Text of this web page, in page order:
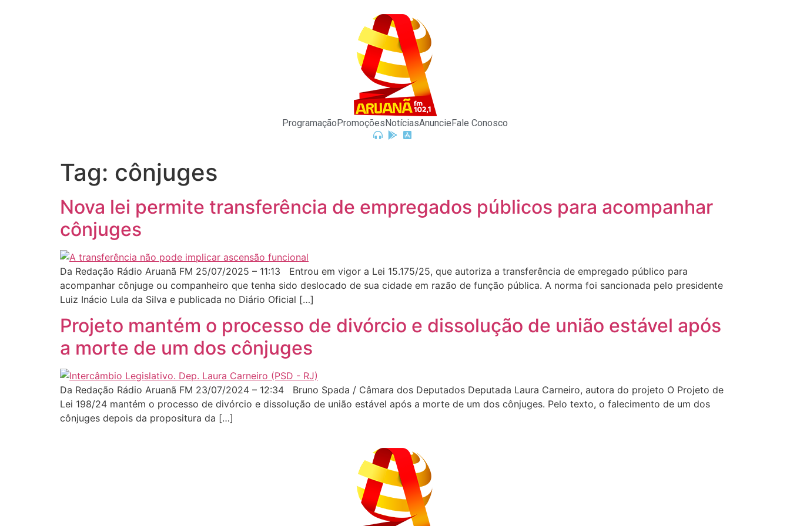
ProgramaçãoPromoçõesNotíciasAnuncieFale Conosco
Tag: cônjuges
Nova lei permite transferência de empregados públicos para acompanhar
cônjuges
Da Redação Rádio Aruanã FM 25/07/2025 – 11:13 Entrou em vigor a Lei 15.175/25, que autoriza a transferência de empregado público para
acompanhar cônjuge ou companheiro que tenha sido deslocado de sua cidade em razão de função pública. A norma foi sancionada pelo presidente
Luiz Inácio Lula da Silva e publicada no Diário Oficial […]
Projeto mantém o processo de divórcio e dissolução de união estável após
a morte de um dos cônjuges
Da Redação Rádio Aruanã FM 23/07/2024 – 12:34 Bruno Spada / Câmara dos Deputados Deputada Laura Carneiro, autora do projeto O Projeto de
Lei 198/24 mantém o processo de divórcio e dissolução de união estável após a morte de um dos cônjuges. Pelo texto, o falecimento de um dos
cônjuges depois da propositura da […]